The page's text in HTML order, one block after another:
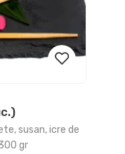
susan, icre de
gr